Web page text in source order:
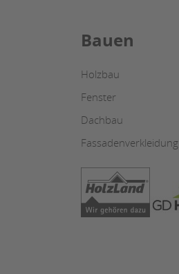
Bauen
Holzbau
Fenster
Dachbau
Fassadenverkleidung